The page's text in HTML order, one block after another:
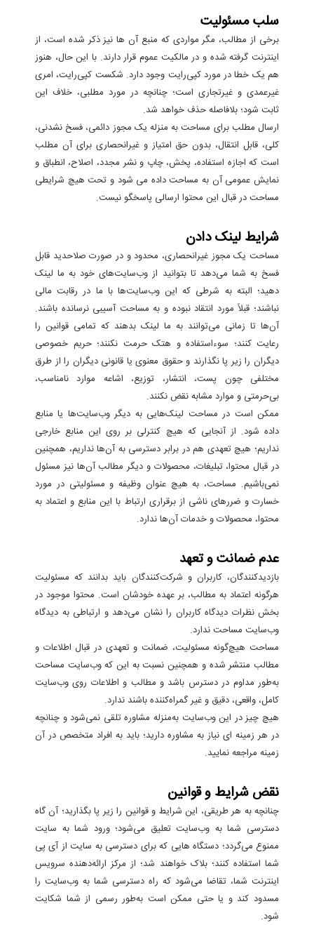
سلب مسئولیت
برخی از مطالب، مگر مواردی که منبع آن ها نیز ذکر شده است، از
اینترنت گرفته شده‌ و در مالکیت عموم قرار دارند. با این حال، هنوز
هم یک خطا در مورد کپی‌رایت وجود دارد. شکست کپی‌رایت، امری
غیرعمدی و غیرتجاری است؛ چنانچه در مورد مطلبی، خلاف این
ثابت شود؛ بلافاصله حذف خواهد شد.
ارسال مطلب برای مساحت به منزله یک مجوز دائمی، فسخ نشدنی،
کلی، قابل انتقال، بدون حق امتیاز و غیرانحصاری برای آن مطلب
است که اجازه استفاده، پخش، چاپ و نشر مجدد، اصلاح، انطباق و
نمایش عمومی آن‌ به مساحت داده می شود و تحت هیچ شرایطی
مساحت در قبال این محتوا ارسالی پاسخگو نیست.
شرایط لینک دادن
مساحت یک مجوز غیرانحصاری، محدود و در صورت صلاحدید قابل
فسخ به شما می‌دهد تا بتوانید از وب‌سایت‌های خود به ما لینک
دهید؛ البته به شرطی که این وب‌سایت‌ها با ما در رقابت مالی
نباشند؛ قبلاً مورد انتقاد نبوده و به مساحت آسیبی نرسانده باشند.
آن‌ها تا زمانی می‌توانند به ما لینک بدهند که تمامی قوانین را
رعایت کنند؛ سوءاستفاده و هتک حرمت نکنند؛ حریم خصوصی
دیگران را زیر پا نگذارند و حقوق معنوی یا قانونی دیگران را از طرق
مختلفی چون پست، انتشار، توزیع، اشاعه موارد نامناسب،
بی‌حرمتی و موارد مشابه نقض نکنند.
ممکن است در مساحت لینک‌هایی به دیگر وب‌سایت‌ها یا منابع
داده شود. از آنجایی که هیچ کنترلی بر روی این منابع خارجی
نداریم؛ هیچ تعهدی هم در برابر دسترسی به آن‌ها نداریم، همچنین
در قبال محتوا، تبلیغات، محصولات و دیگر مطالب آن‌ها نیز مسئول
نمی‌باشیم. مساحت، به هیچ عنوان وظیفه‌ و مسئولیتی در مورد
خسارت و ضررهای ناشی از برقراری ارتباط با این منابع و اعتماد به
محتوا، محصولات و خدمات آن‌ها ندارد.
عدم ضمانت و تعهد
بازدیدکنندگان، کاربران و شرکت‌کنندگان باید بدانند که مسئولیت
هرگونه اعتماد به مطالب، بر عهده خودشان است. محتوا موجود در
بخش نظرات دیدگاه کاربران را نشان می‌دهد و ارتباطی به دیدگاه
وب‌سایت مساحت ندارد.
مساحت هیچ‌گونه مسئولیت، ضمانت و تعهدی در قبال اطلاعات و
مطالب منتشر شده و همچنین نسبت به این که وب‌سایت مساحت
به‌طور مداوم در دسترس باشد و مطالب و اطلاعات روی وب‌سایت
کامل، واقعی، دقیق و غیر گمراه‌کننده باشند ندارد.
هیچ چیز در این وب‌سایت به‌منزله مشاوره تلقی نمی‌شود و چنانچه
در هر زمینه ای نیاز به مشاوره دارید؛ باید به افراد متخصص در آن
زمینه مراجعه نمایید.
نقض شرایط و قوانین
چنانچه به هر طریقی، این شرایط و قوانین را زیر پا بگذارید؛ آن گاه
دسترسی شما به وب‌سایت تعلیق می‌شود؛ ورود شما به سایت
ممنوع می‌گردد؛ دستگاه هایی که برای دسترسی به سایت از آی پی
شما استفاده کنند؛ بلاک خواهند شد؛ از مرکز ارائه‌دهنده سرویس
اینترنت شما، تقاضا می‌شود که راه دسترسی شما به وب‌سایت را
مسدود کند و یا حتی ممکن است به‌طور رسمی از شما شکایت
شود.